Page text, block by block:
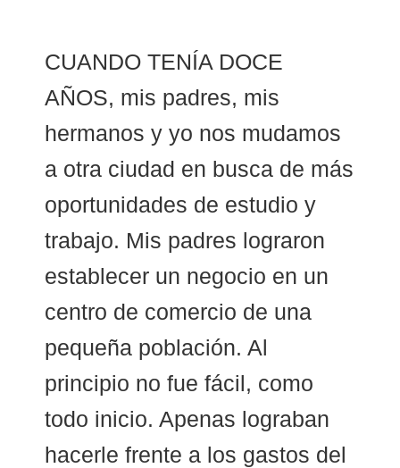
Educacion
Salud y Temperancia
Mayordomia
Conquistadores
Ministerio Hombres
Ministerio De La Mujer
Nuestra Iglesia
CUANDO TENÍA DOCE
AÑOS, mis padres, mis
hermanos y yo nos mudamos
a otra ciudad en busca de más
oportunidades de estudio y
trabajo. Mis padres lograron
establecer un negocio en un
centro de comercio de una
pequeña población. Al
principio no fue fácil, como
todo inicio. Apenas lograban
hacerle frente a los gastos del